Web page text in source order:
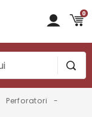
0
Perforatori